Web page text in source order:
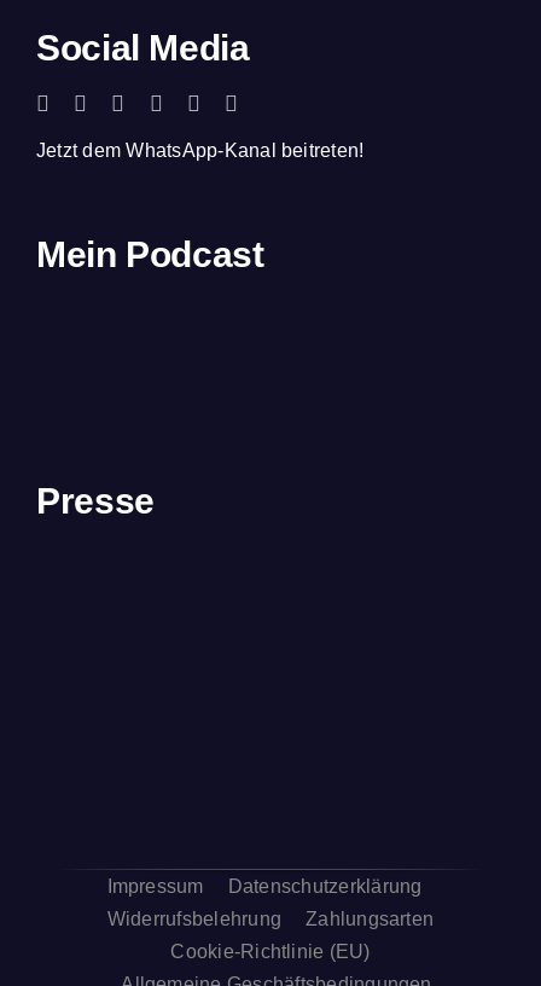
Social Media
Jetzt dem WhatsApp-Kanal beitreten!
Mein Podcast
Presse
Impressum
Datenschutzerklärung
Widerrufsbelehrung
Zahlungsarten
Cookie-Richtlinie (EU)